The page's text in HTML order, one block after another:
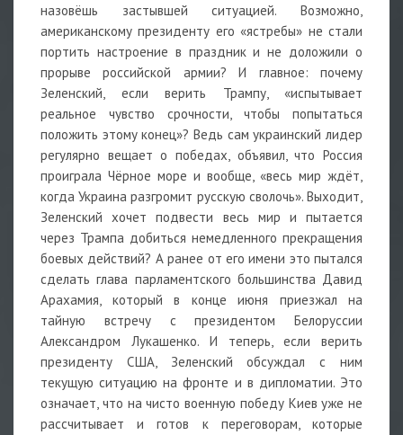
назовёшь застывшей ситуацией. Возможно,
американскому президенту его «ястребы» не стали
портить настроение в праздник и не доложили о
прорыве российской армии? И главное: почему
Зеленский, если верить Трампу, «испытывает
реальное чувство срочности, чтобы попытаться
положить этому конец»? Ведь сам украинский лидер
регулярно вещает о победах, объявил, что Россия
проиграла Чёрное море и вообще, «весь мир ждёт,
когда Украина разгромит русскую сволочь». Выходит,
Зеленский хочет подвести весь мир и пытается
через Трампа добиться немедленного прекращения
боевых действий? А ранее от его имени это пытался
сделать глава парламентского большинства Давид
Арахамия, который в конце июня приезжал на
тайную встречу с президентом Белоруссии
Александром Лукашенко. И теперь, если верить
президенту США, Зеленский обсуждал с ним
текущую ситуацию на фронте и в дипломатии. Это
означает, что на чисто военную победу Киев уже не
рассчитывает и готов к переговорам, которые